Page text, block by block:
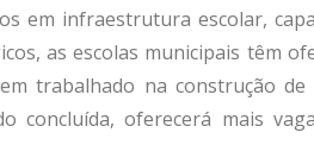
em infraestrutura escolar,
as escolas municipais têm
trabalhado na construção de
concluída, oferecerá mais